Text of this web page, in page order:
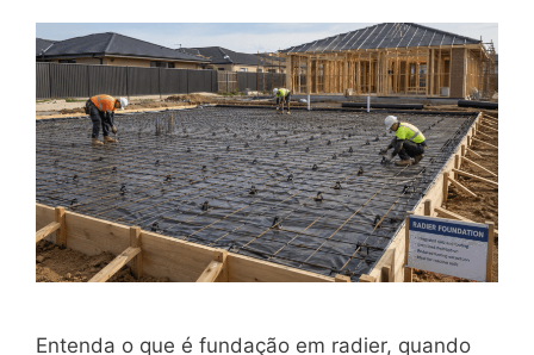
Entenda o que é fundação em radier, quando